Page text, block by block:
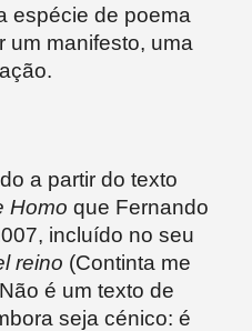
espécie de poema
um manifesto, uma
a partir do texto
Homo que Fernando
incluído no seu
reino (Continta me
é um texto de
seja cénico: é